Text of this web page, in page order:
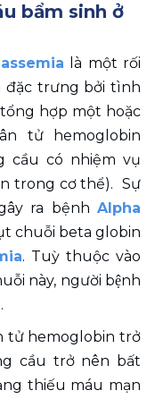
bẩm sinh ở
là một rối
đặc trưng bởi tình
hợp một hoặc
tử hemoglobin
cầu có nhiệm vụ
trong cơ thể).  Sự
ra bệnh Alpha
chuỗi beta globin
. Tuỳ thuộc vào
này, người bệnh
tử hemoglobin trở
cầu trở nên bất
thiếu máu mạn